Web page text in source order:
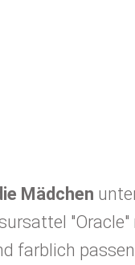
Mädchen
farblich